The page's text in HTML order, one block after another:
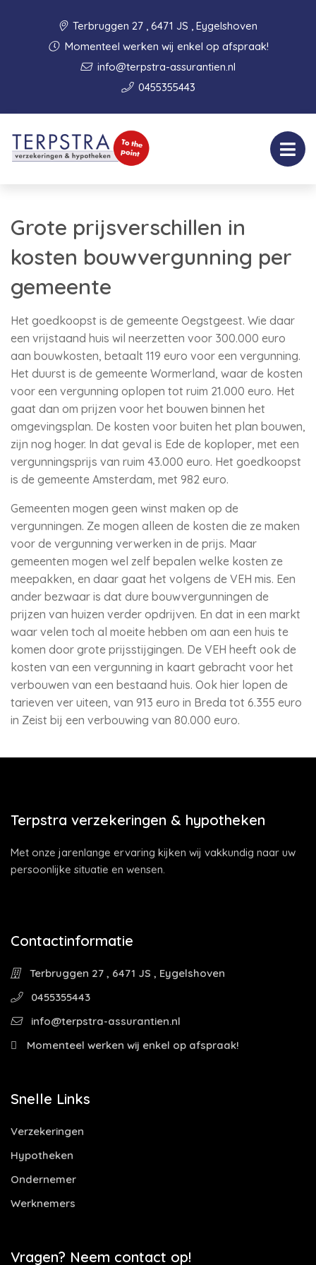
Terbruggen 27 , 6471 JS , Eygelshoven
Momenteel werken wij enkel op afspraak!
info@terpstra-assurantien.nl
0455355443
Grote prijsverschillen in
kosten bouwvergunning per
gemeente
Het goedkoopst is de gemeente Oegstgeest. Wie daar
een vrijstaand huis wil neerzetten voor 300.000 euro
aan bouwkosten, betaalt 119 euro voor een vergunning.
Het duurst is de gemeente Wormerland, waar de kosten
voor een vergunning oplopen tot ruim 21.000 euro. Het
gaat dan om prijzen voor het bouwen binnen het
omgevingsplan. De kosten voor buiten het plan bouwen,
zijn nog hoger. In dat geval is Ede de koploper, met een
vergunningsprijs van ruim 43.000 euro. Het goedkoopst
is de gemeente Amsterdam, met 982 euro.
Gemeenten mogen geen winst maken op de
vergunningen. Ze mogen alleen de kosten die ze maken
voor de vergunning verwerken in de prijs. Maar
gemeenten mogen wel zelf bepalen welke kosten ze
meepakken, en daar gaat het volgens de VEH mis. Een
ander bezwaar is dat dure bouwvergunningen de
prijzen van huizen verder opdrijven. En dat in een markt
waar velen toch al moeite hebben om aan een huis te
komen door grote prijsstijgingen. De VEH heeft ook de
kosten van een vergunning in kaart gebracht voor het
verbouwen van een bestaand huis. Ook hier lopen de
tarieven ver uiteen, van 913 euro in Breda tot 6.355 euro
in Zeist bij een verbouwing van 80.000 euro.
Terpstra verzekeringen & hypotheken
Met onze jarenlange ervaring kijken wij vakkundig naar uw
persoonlijke situatie en wensen.
Contactinformatie
Terbruggen 27 , 6471 JS , Eygelshoven
0455355443
info@terpstra-assurantien.nl
Momenteel werken wij enkel op afspraak!
Snelle Links
Verzekeringen
Hypotheken
Ondernemer
Werknemers
Vragen? Neem contact op!